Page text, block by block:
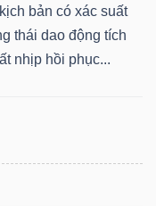
bản có xác suất
thái dao động tích
nhịp hồi phục...